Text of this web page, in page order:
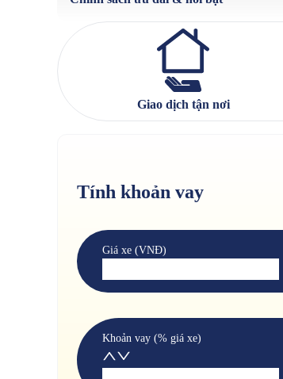
Giao dịch tận nơi
Tính khoản vay
Giá xe (VNĐ)
Khoản vay (% giá xe)